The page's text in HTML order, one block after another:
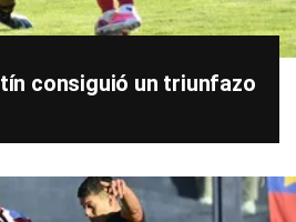
consiguió un triunfazo